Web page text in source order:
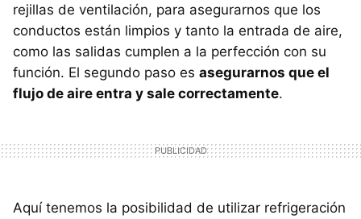
rejillas de ventilación, para asegurarnos que los
conductos están limpios y tanto la entrada de aire,
como las salidas cumplen a la perfección con su
función. El segundo paso es asegurarnos que el
flujo de aire entra y sale correctamente.
Aquí tenemos la posibilidad de utilizar refrigeración